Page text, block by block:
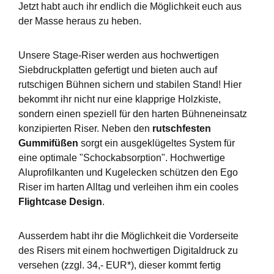
Jetzt habt auch ihr endlich die Möglichkeit euch aus
der Masse heraus zu heben.
Unsere Stage-Riser werden aus hochwertigen
Siebdruckplatten gefertigt und bieten auch auf
rutschigen Bühnen sichern und stabilen Stand! Hier
bekommt ihr nicht nur eine klapprige Holzkiste,
sondern einen speziell für den harten Bühneneinsatz
konzipierten Riser. Neben den rutschfesten
Gummifüßen sorgt ein ausgeklügeltes System für
eine optimale "Schockabsorption". Hochwertige
Aluprofilkanten und Kugelecken schützen den Ego
Riser im harten Alltag und verleihen ihm ein cooles
Flightcase Design.
Ausserdem habt ihr die Möglichkeit die Vorderseite
des Risers mit einem hochwertigen Digitaldruck zu
versehen (zzgl. 34,- EUR*), dieser kommt fertig